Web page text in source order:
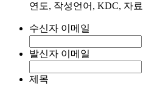
연도, 작성언어, KDC, 자
수신자 이메일
발신자 이메일
제목